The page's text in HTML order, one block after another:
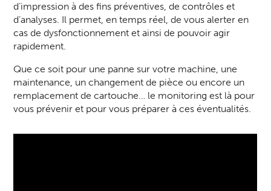
d’impression à des fins préventives, de contrôles et
d’analyses. Il permet, en temps réel, de vous alerter en
cas de dysfonctionnement et ainsi de pouvoir agir
rapidement.
Que ce soit pour une panne sur votre machine, une
maintenance, un changement de pièce ou encore un
remplacement de cartouche… le monitoring est là pour
vous prévenir et pour vous préparer à ces éventualités.